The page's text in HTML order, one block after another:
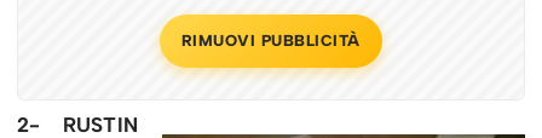
RIMUOVI PUBBLICITÀ
2- RUSTIN